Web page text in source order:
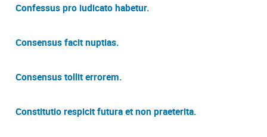
Confessus pro iudicato habetur.
Consensus facit nuptias.
Consensus tollit errorem.
Constitutio respicit futura et non praeterita.